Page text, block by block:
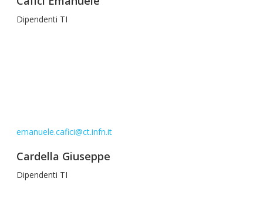
Dipendenti TI
emanuele.cafici@ct.infn.it
Cardella Giuseppe
Dipendenti TI